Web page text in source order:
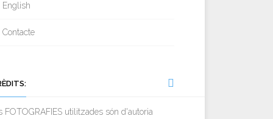
English
Contacte
FOTOGRAFIES utilitzades són d'autoria